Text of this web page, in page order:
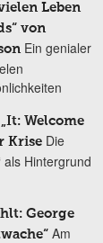
Leben
von
Ein genialer
Welcome
Krise Die
als Hintergrund
George
Am